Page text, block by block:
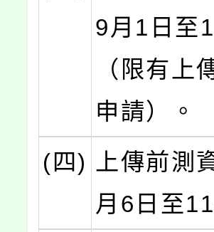
9月1日至
（限有上
申請）。
(四)
上傳前測
月6日至